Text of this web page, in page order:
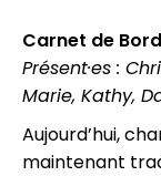
Carnet de
Présent·es :
Marie, Kathy,
Aujourd’hui,
maintenant